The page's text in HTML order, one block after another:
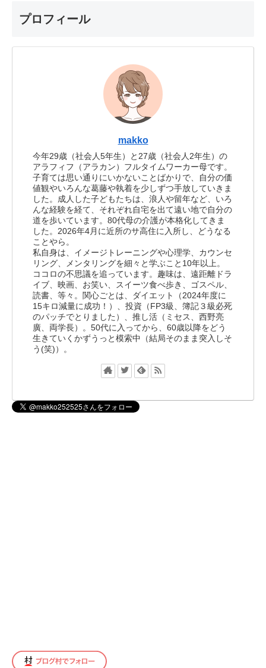
プロフィール
makko
今年29歳（社会人5年生）と27歳（社会人2年生）の
アラフィフ（アラカン）フルタイムワーカー母です。
子育ては思い通りにいかないことばかりで、自分の価
値観やいろんな葛藤や執着を少しずつ手放していきま
した。成人した子どもたちは、浪人や留年など、いろ
んな経験を経て、それぞれ自宅を出て遠い地で自分の
道を歩いています。80代母の介護が本格化してきま
した。2026年4月に近所のサ高住に入所し、どうなる
ことやら。
私自身は、イメージトレーニングや心理学、カウンセ
リング、メンタリングを細々と学ぶこと10年以上。
ココロの不思議を追っています。趣味は、遠距離ドラ
イブ、映画、お笑い、スイーツ食べ歩き、ゴスペル、
読書、等々。関心ごとは、ダイエット（2024年度に
15キロ減量に成功！）、投資（FP3級、簿記３級必死
のパッチでとりました）、推し活（ミセス、西野亮
廣、両学長）。50代に入ってから、60歳以降をどう
生きていくかずうっと模索中（結局そのまま突入しそ
う(笑)）。